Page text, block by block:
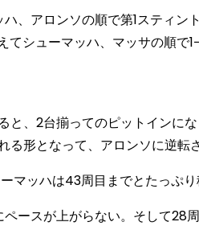
、アロンソの順で第1スティン
シューマッハ、マッサの順で
、2台揃ってのピットインに
形となって、アロンソに逆転
ッハは43周目までとたっぷり
ースが上がらない。そして28